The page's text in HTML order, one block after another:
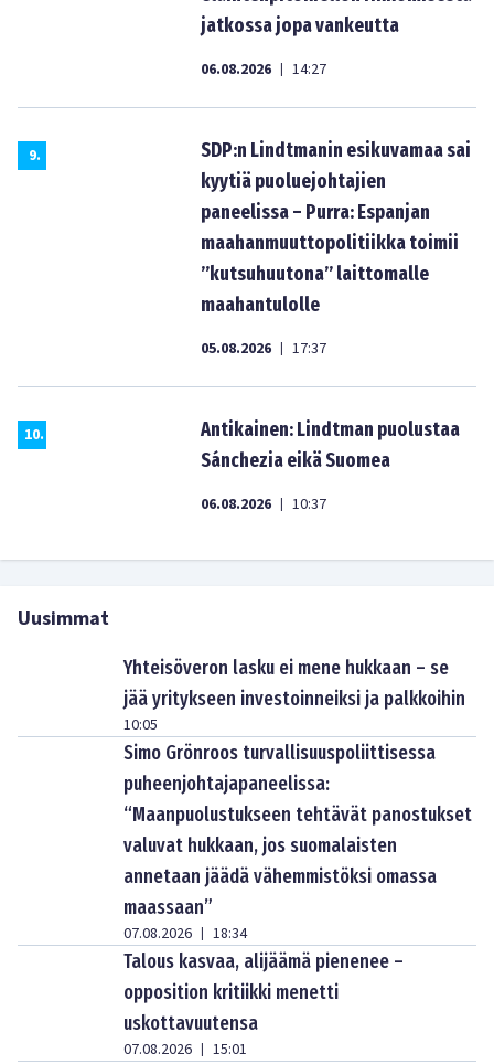
jatkossa jopa vankeutta
06.08.2026 | 14:27
9.
SDP:n Lindtmanin esikuvamaa sai
kyytiä puoluejohtajien
paneelissa – Purra: Espanjan
maahanmuuttopolitiikka toimii
”kutsuhuutona” laittomalle
maahantulolle
05.08.2026 | 17:37
10.
Antikainen: Lindtman puolustaa
Sánchezia eikä Suomea
06.08.2026 | 10:37
Uusimmat
Yhteisöveron lasku ei mene hukkaan – se
jää yritykseen investoinneiksi ja palkkoihin
10:05
Simo Grönroos turvallisuuspoliittisessa
puheenjohtajapaneelissa:
“Maanpuolustukseen tehtävät panostukset
valuvat hukkaan, jos suomalaisten
annetaan jäädä vähemmistöksi omassa
maassaan”
07.08.2026 | 18:34
Talous kasvaa, alijäämä pienenee –
opposition kritiikki menetti
uskottavuutensa
07.08.2026 | 15:01